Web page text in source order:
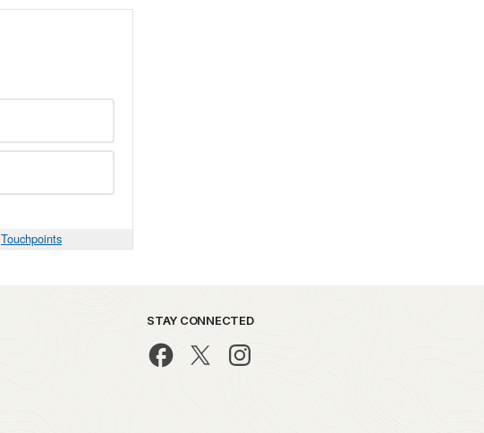
Touchpoints
STAY CONNECTED